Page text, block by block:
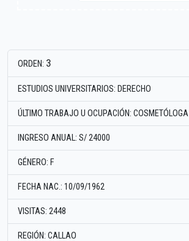
ORDEN: 3
ESTUDIOS UNIVERSITARIOS: DERECHO
ÚLTIMO TRABAJO U OCUPACIÓN: COSMETÓLOGA
INGRESO ANUAL: S/ 24000
GÉNERO: F
FECHA NAC.: 10/09/1962
VISITAS: 2448
REGIÓN: CALLAO